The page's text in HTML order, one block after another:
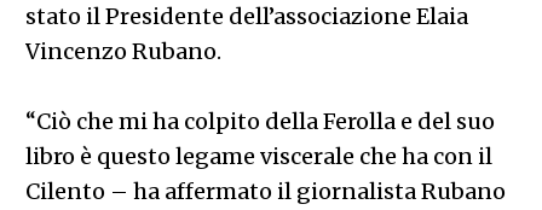
stato il Presidente dell’associazione Elaia
Vincenzo Rubano.
“Ciò che mi ha colpito della Ferolla e del suo
libro è questo legame viscerale che ha con il
Cilento – ha affermato il giornalista Rubano